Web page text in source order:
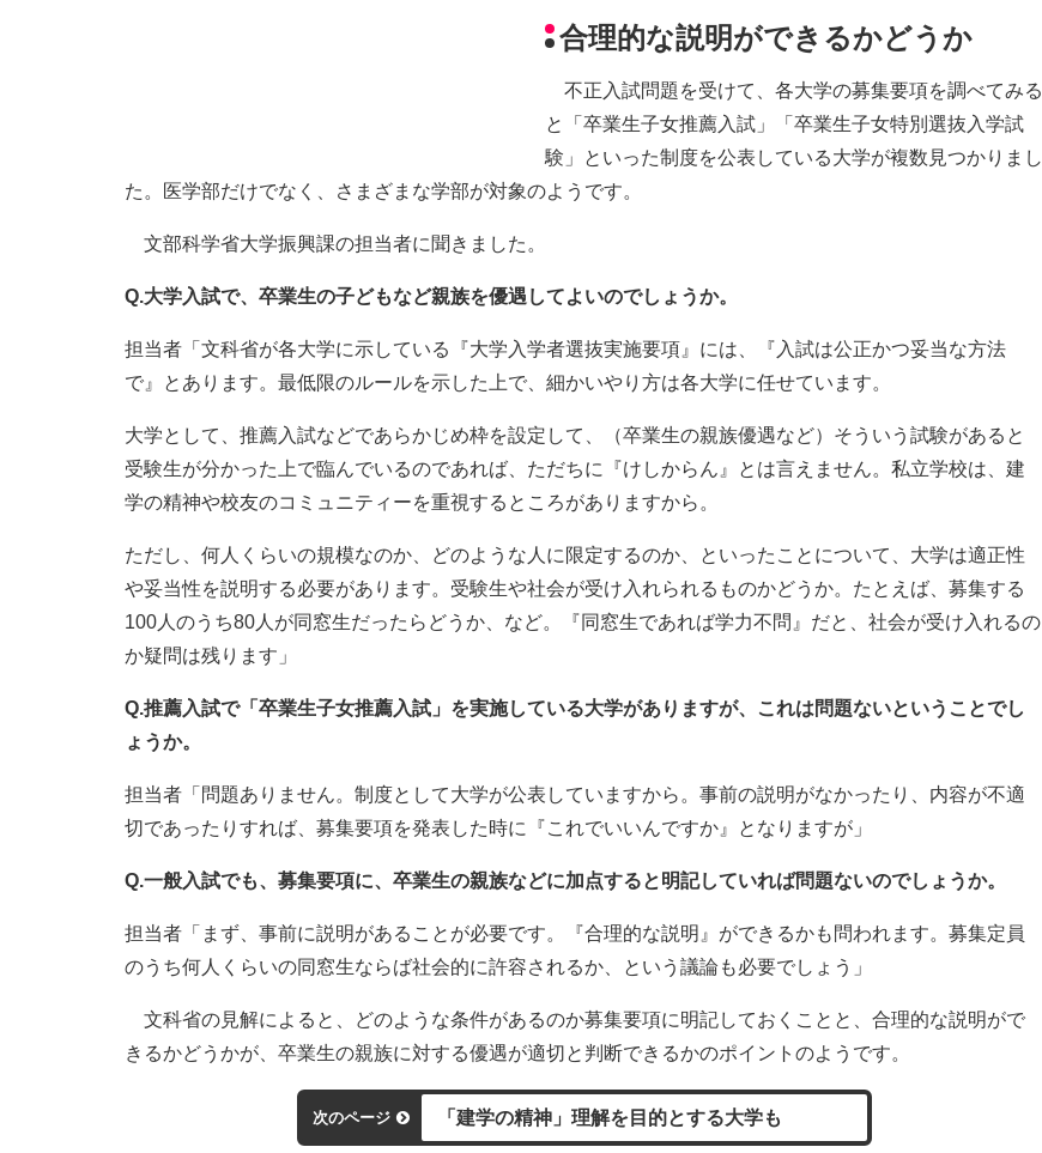
合理的な説明ができるかどうか
不正入試問題を受けて、各大学の募集要項を調べてみる
と「卒業生子女推薦入試」「卒業生子女特別選抜入学試
験」といった制度を公表している大学が複数見つかりまし
た。医学部だけでなく、さまざまな学部が対象のようです。
文部科学省大学振興課の担当者に聞きました。
Q.大学入試で、卒業生の子どもなど親族を優遇してよいのでしょうか。
担当者「文科省が各大学に示している『大学入学者選抜実施要項』には、『入試は公正かつ妥当な方法
で』とあります。最低限のルールを示した上で、細かいやり方は各大学に任せています。
大学として、推薦入試などであらかじめ枠を設定して、（卒業生の親族優遇など）そういう試験があると
受験生が分かった上で臨んでいるのであれば、ただちに『けしからん』とは言えません。私立学校は、建
学の精神や校友のコミュニティーを重視するところがありますから。
ただし、何人くらいの規模なのか、どのような人に限定するのか、といったことについて、大学は適正性
や妥当性を説明する必要があります。受験生や社会が受け入れられるものかどうか。たとえば、募集する
100人のうち80人が同窓生だったらどうか、など。『同窓生であれば学力不問』だと、社会が受け入れるの
か疑問は残ります」
Q.推薦入試で「卒業生子女推薦入試」を実施している大学がありますが、これは問題ないということでし
ょうか。
担当者「問題ありません。制度として大学が公表していますから。事前の説明がなかったり、内容が不適
切であったりすれば、募集要項を発表した時に『これでいいんですか』となりますが」
Q.一般入試でも、募集要項に、卒業生の親族などに加点すると明記していれば問題ないのでしょうか。
担当者「まず、事前に説明があることが必要です。『合理的な説明』ができるかも問われます。募集定員
のうち何人くらいの同窓生ならば社会的に許容されるか、という議論も必要でしょう」
文科省の見解によると、どのような条件があるのか募集要項に明記しておくことと、合理的な説明がで
きるかどうかが、卒業生の親族に対する優遇が適切と判断できるかのポイントのようです。
次のページ 「建学の精神」理解を目的とする大学も